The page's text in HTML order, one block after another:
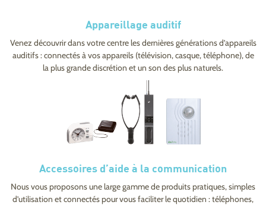
Appareillage auditif
Venez découvrir dans votre centre les dernières générations d’appareils
auditifs : connectés à vos appareils (télévision, casque, téléphone), de
la plus grande discrétion et un son des plus naturels.
Accessoires d’aide à la communication
Nous vous proposons une large gamme de produits pratiques, simples
d’utilisation et connectés pour vous faciliter le quotidien : téléphones,